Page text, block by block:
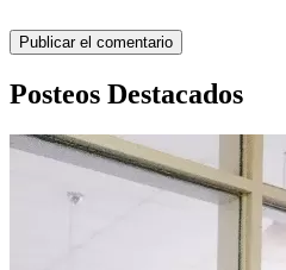
Posteos Destacados